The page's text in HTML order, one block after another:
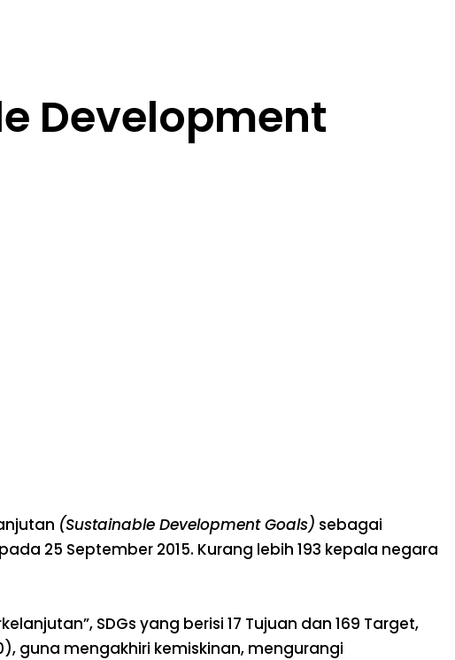
Development
(Sustainable Development Goals) sebagai
25 September 2015. Kurang lebih 193 kepala negara
SDGs yang berisi 17 Tujuan dan 169 Target,
guna mengakhiri kemiskinan, mengurangi